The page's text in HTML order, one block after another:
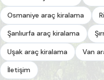
Osmaniye araç kiralama
Şanlıurfa araç kiralama
Uşak araç kiralama Van
İletişim